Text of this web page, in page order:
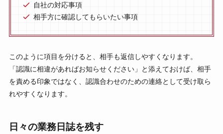
自社の対応事項
相手方に確認してもらいたい事項
このように項目を分けると、相手も返信しやすくなります。
「認識に相違があればお知らせください」と添えておけば、相手
を責める印象ではなく、認識合わせのための連絡として受け取ら
れやすくなります。
日々の業務日誌を残す